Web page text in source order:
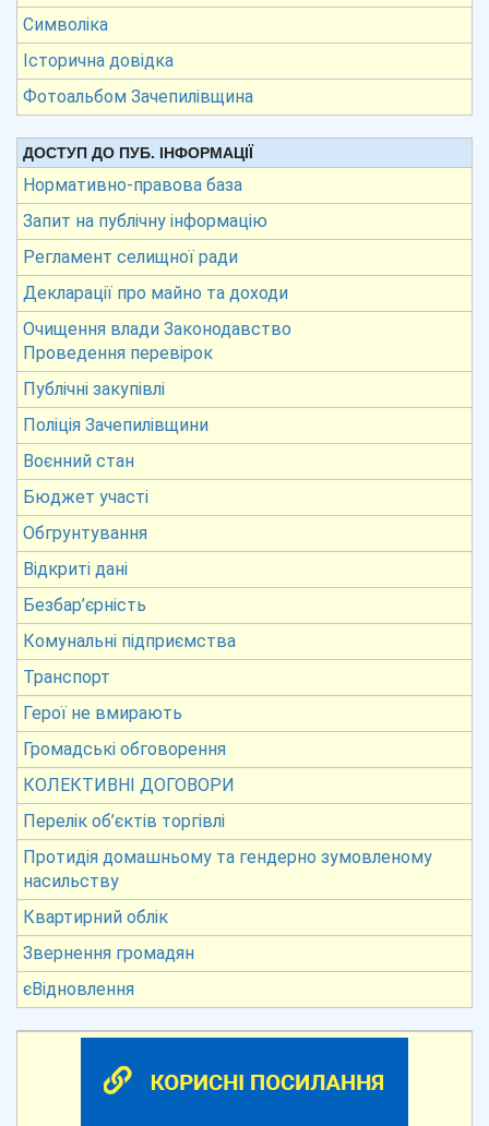
Символіка
Історична довідка
Фотоальбом Зачепилівщина
ДОСТУП ДО ПУБ. ІНФОРМАЦІЇ
Нормативно-правова база
Запит на публічну інформацію
Регламент селищної ради
Декларації про майно та доходи
Очищення влади Законодавство
Проведення перевірок
Публічні закупівлі
Поліція Зачепилівщини
Воєнний стан
Бюджет участі
Обгрунтування
Відкриті дані
Безбар’єрність
Комунальні підприємства
Транспорт
Герої не вмирають
Громадські обговорення
КОЛЕКТИВНІ ДОГОВОРИ
Перелік об’єктів торгівлі
Протидія домашньому та гендерно зумовленому
насильству
Квартирний облік
Звернення громадян
єВідновлення